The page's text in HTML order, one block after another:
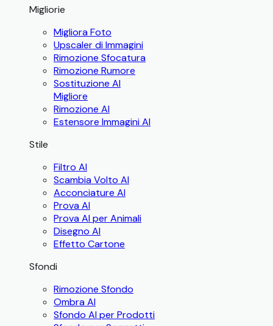
Migliorie
Migliora Foto
Upscaler di Immagini
Rimozione Sfocatura
Rimozione Rumore
Sostituzione AI
Migliore
Rimozione AI
Estensore Immagini AI
Stile
Filtro AI
Scambia Volto AI
Acconciature AI
Prova AI
Prova AI per Animali
Disegno AI
Effetto Cartone
Sfondi
Rimozione Sfondo
Ombra AI
Sfondo AI per Prodotti